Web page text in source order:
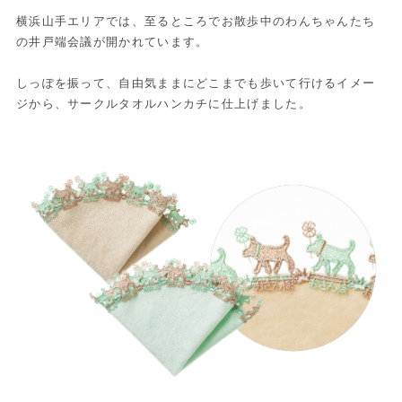
横浜山手エリアでは、至るところでお散歩中のわんちゃんたち
の井戸端会議が開かれています。
しっぽを振って、自由気ままにどこまでも歩いて行けるイメー
ジから、サークルタオルハンカチに仕上げました。